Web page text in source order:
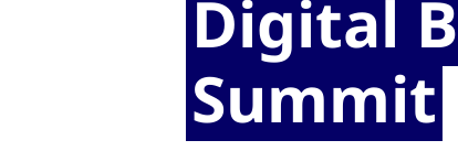
Digital
Summit